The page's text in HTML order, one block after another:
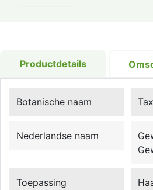
Productdetails
Botanische naam
Nederlandse naam
Toepassing